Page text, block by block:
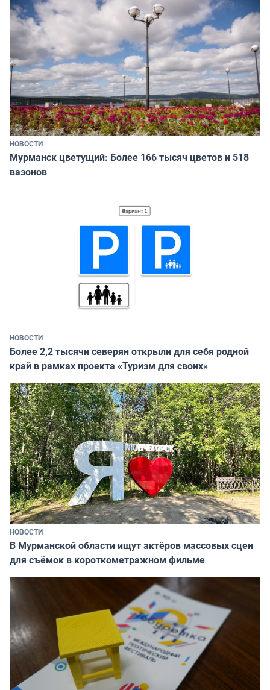
НОВОСТИ
Мурманск цветущий: Более 166 тысяч цветов и 518
вазонов
НОВОСТИ
Более 2,2 тысячи северян открыли для себя родной
край в рамках проекта «Туризм для своих»
НОВОСТИ
В Мурманской области ищут актёров массовых сцен
для съёмок в короткометражном фильме